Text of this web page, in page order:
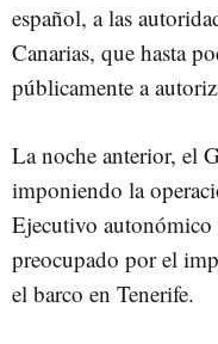
español, a las
Canarias, que hasta
públicamente a
La noche anterior, el
imponiendo la
Ejecutivo autonómico
preocupado por el
el barco en Tenerife.